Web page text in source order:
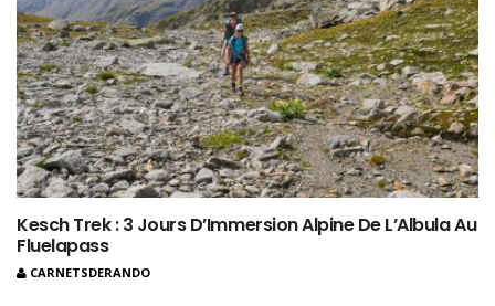
Kesch Trek : 3 Jours D’Immersion Alpine De L’Albula Au
Fluelapass
CARNETSDERANDO